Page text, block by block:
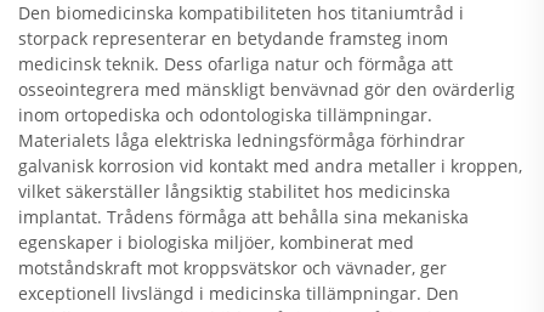
Den biomedicinska kompatibiliteten hos titaniumtråd i
storpack representerar en betydande framsteg inom
medicinsk teknik. Dess ofarliga natur och förmåga att
osseointegrera med mänskligt benvävnad gör den ovärderlig
inom ortopediska och odontologiska tillämpningar.
Materialets låga elektriska ledningsförmåga förhindrar
galvanisk korrosion vid kontakt med andra metaller i kroppen,
vilket säkerställer långsiktig stabilitet hos medicinska
implantat. Trådens förmåga att behålla sina mekaniska
egenskaper i biologiska miljöer, kombinerat med
motståndskraft mot kroppsvätskor och vävnader, ger
exceptionell livslängd i medicinska tillämpningar. Den